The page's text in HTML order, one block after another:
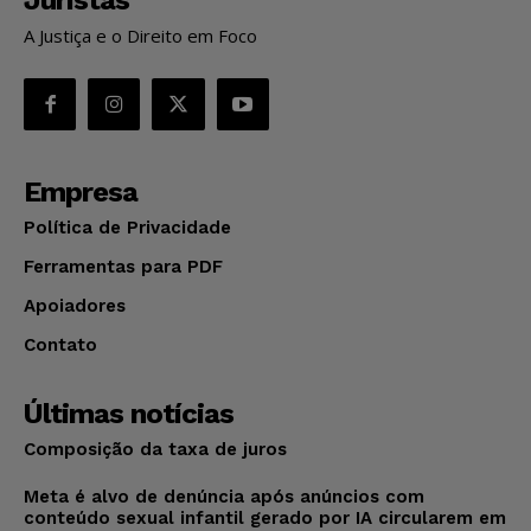
A Justiça e o Direito em Foco
Empresa
Política de Privacidade
Ferramentas para PDF
Apoiadores
Contato
Últimas notícias
Composição da taxa de juros
Meta é alvo de denúncia após anúncios com
conteúdo sexual infantil gerado por IA circularem em